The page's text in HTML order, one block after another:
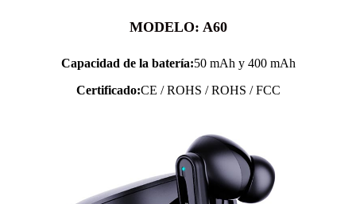
MODELO: A60
Capacidad de la batería:50 mAh y 400 mAh
Certificado:CE / ROHS / ROHS / FCC